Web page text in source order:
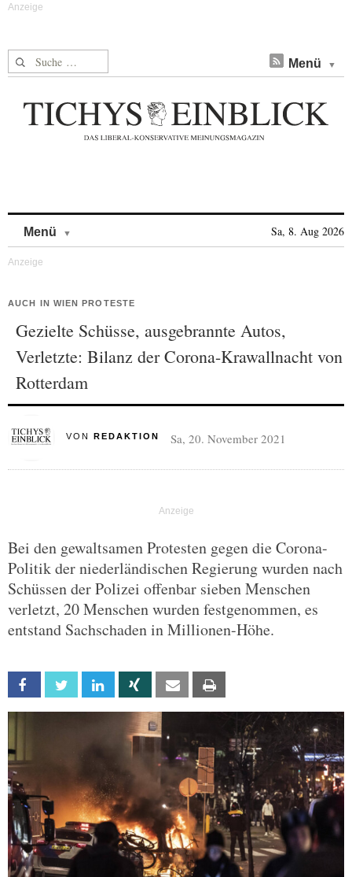
Suche nach: Menü
Menü Sa, 8. Aug 2026
AUCH IN WIEN PROTESTE
Gezielte Schüsse, ausgebrannte Autos,
Verletzte: Bilanz der Corona-Krawallnacht von
Rotterdam
VON REDAKTION Sa, 20. November 2021
Bei den gewaltsamen Protesten gegen die Corona-
Politik der niederländischen Regierung wurden nach
Schüssen der Polizei offenbar sieben Menschen
verletzt, 20 Menschen wurden festgenommen, es
entstand Sachschaden in Millionen-Höhe.
Facebook Twitter Linkedin Xing Email